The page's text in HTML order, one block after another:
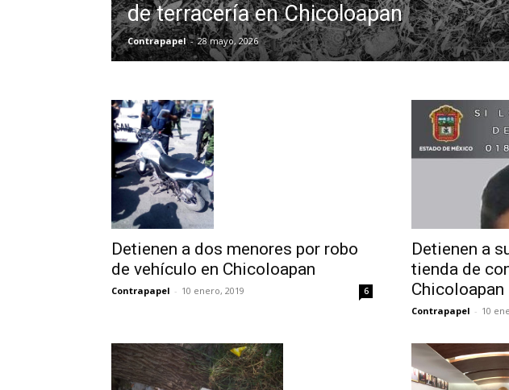
de terracería en Chicoloapan
Contrapapel - 28 mayo, 2026
Detienen a dos menores por robo
de vehículo en Chicoloapan
Contrapapel - 10 enero, 2019 6
Detienen a
tienda de
Chicoloapan
Contrapapel - 10